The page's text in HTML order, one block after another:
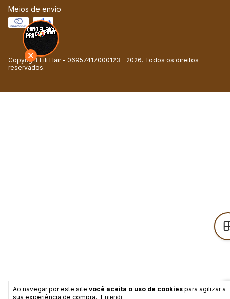
Ao navegar por este site você aceita o uso de cookies para agilizar a
sua experiência de compra.
Entendi
Meios de envio
Copyright Lili Hair - 06957417000123 - 2026. Todos os direitos
reservados.